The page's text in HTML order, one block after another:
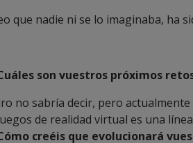
que nadie ni se lo imaginaba, ha
son vuestros próximos
no sabría decir, pero
de realidad virtual es una
creéis que evolucionará